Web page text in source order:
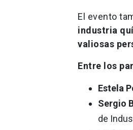
El evento
industria
valiosas
Entre los
Estela
Sergio
de